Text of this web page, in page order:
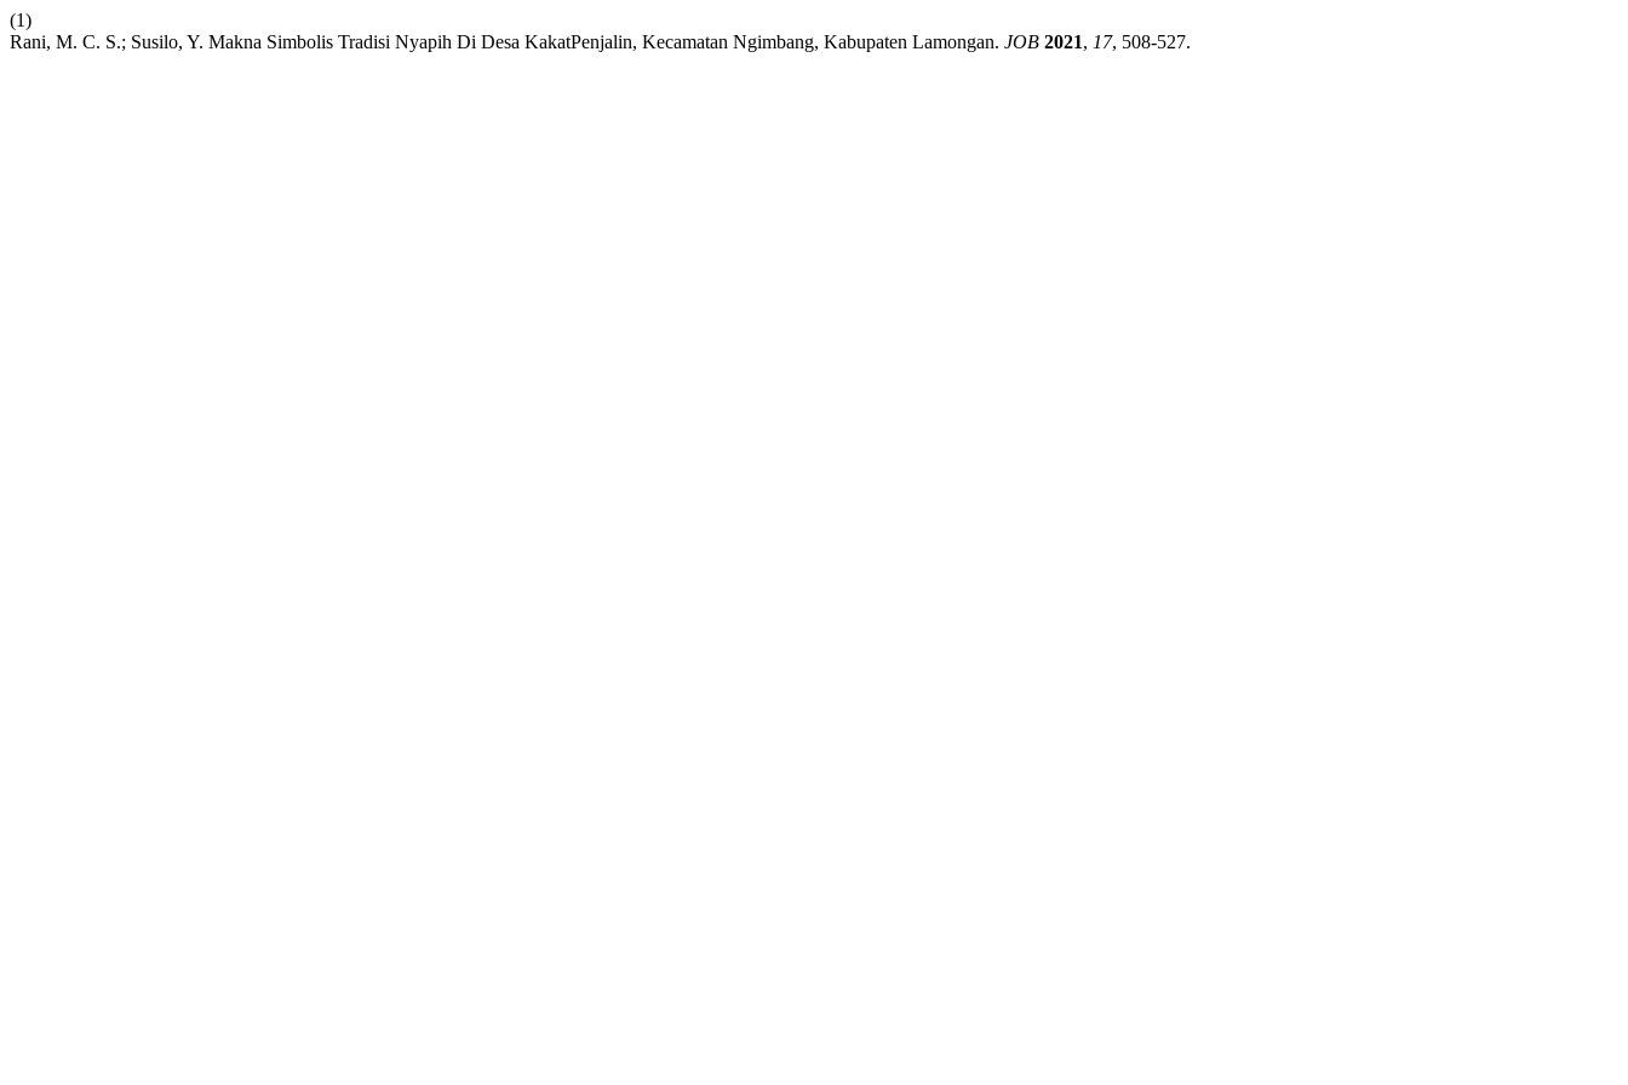
(1)
Rani, M. C. S.; Susilo, Y. Makna Simbolis Tradisi Nyapih Di Desa KakatPenjalin, Kecamatan Ngimbang, Kabupaten Lamongan. JOB 2021, 17, 508-527.